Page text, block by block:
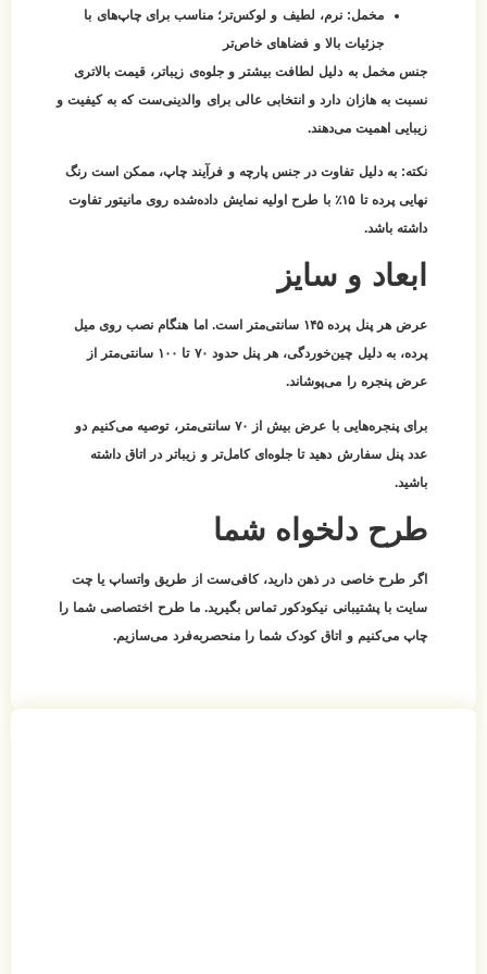
مخمل: نرم، لطیف و لوکس‌تر؛ مناسب برای چاپ‌های با
جزئیات بالا و فضاهای خاص‌تر
جنس مخمل به دلیل لطافت بیشتر و جلوه‌ی زیباتر، قیمت بالاتری
نسبت به هازان دارد و انتخابی عالی برای والدینی‌ست که به کیفیت و
زیبایی اهمیت می‌دهند.
نکته: به دلیل تفاوت در جنس پارچه و فرآیند چاپ، ممکن است رنگ
نهایی پرده تا ۱۵٪ با طرح اولیه نمایش داده‌شده روی مانیتور تفاوت
داشته باشد.
ابعاد و سایز
عرض هر پنل پرده ۱۴۵ سانتی‌متر است. اما هنگام نصب روی میل
پرده، به دلیل چین‌خوردگی، هر پنل حدود
۷۰ تا ۱۰۰ سانتی‌متر از
عرض پنجره را می‌پوشاند.
برای پنجره‌هایی با عرض بیش از ۷۰ سانتی‌متر، توصیه می‌کنیم
دو
عدد پنل سفارش دهید تا جلوه‌ای کامل‌تر و زیباتر در اتاق داشته
باشید.
طرح دلخواه شما
اگر طرح خاصی در ذهن دارید، کافی‌ست از طریق واتساپ یا چت
سایت با پشتیبانی نیکودکور تماس بگیرید. ما طرح اختصاصی شما را
چاپ می‌کنیم و اتاق کودک شما را منحصربه‌فرد می‌سازیم.